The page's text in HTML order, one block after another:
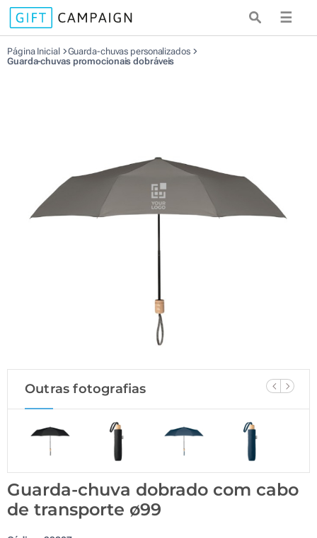
☰
Página Inicial
Guarda-chuvas personalizados
Guarda-chuvas promocionais dobráveis
Outras fotografias
Guarda-chuva dobrado com cabo
de transporte ø99